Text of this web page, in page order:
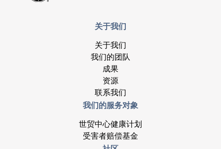
关于我们
关于我们
我们的团队
成果
资源
联系我们
我们的服务对象
世贸中心健康计划
受害者赔偿基金